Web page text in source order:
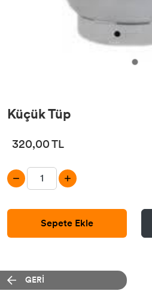
Küçük Tüp
320,00 TL
Sepete Ekle
GERİ